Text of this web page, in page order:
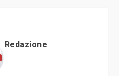
Redazione